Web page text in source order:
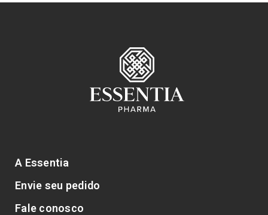
A Essentia
Envie seu pedido
Fale conosco